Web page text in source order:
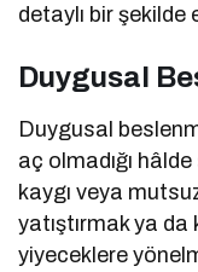
detaylı bir şekilde
Duygusal
Duygusal
aç olmadığı
kaygı veya
yatıştırmak ya
yiyeceklere